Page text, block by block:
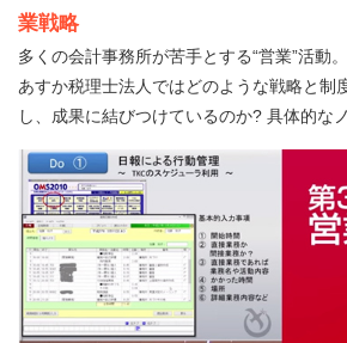
業戦略
多くの会計事務所が苦手とする“営業”活動。
あすか税理士法人ではどのような戦略と制
し、成果に結びつけているのか? 具体的な